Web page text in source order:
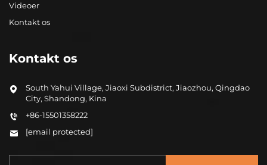
Videoer
Kontakt os
Kontakt os
South Yahui Village, Jiaoxi Subdistrict, Jiaozhou, Qingdao
City, Shandong, Kina
+86-15501358222
[email protected]